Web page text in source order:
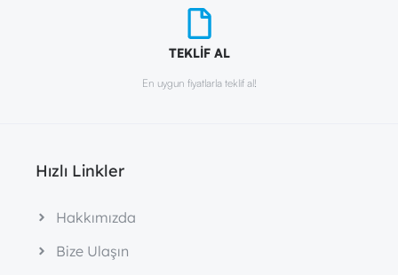
TEKLİF AL
En uygun fiyatlarla teklif al!
Hızlı Linkler
Hakkımızda
Bize Ulaşın